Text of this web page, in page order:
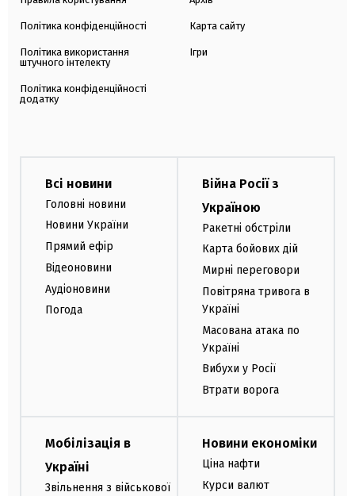
Політика конфіденційності
Політика використання
штучного інтелекту
Політика конфіденційності
додатку
Карта сайту
Ігри
Всі новини
Головні новини
Новини України
Прямий ефір
Відеоновини
Аудіоновини
Погода
Війна Росії з
Україною
Ракетні обстріли
Карта бойових дій
Мирні переговори
Повітряна тривога в
Україні
Масована атака по
Україні
Вибухи у Росії
Втрати ворога
Мобілізація в
Україні
Звільнення з військової
Новини економіки
Ціна нафти
Курси валют